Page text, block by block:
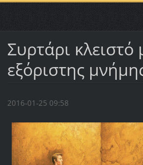
Συρτάρι κλειστό
εξόριστης
2016-01-25 09:58